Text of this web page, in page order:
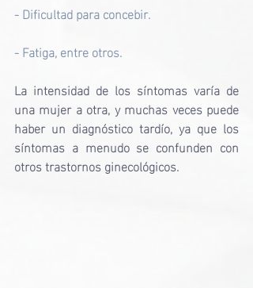
- Dificultad para concebir.
- Fatiga, entre otros.
La intensidad de los síntomas varía de
una mujer a otra, y muchas veces puede
haber un diagnóstico tardío, ya que los
síntomas a menudo se confunden con
otros trastornos ginecológicos.